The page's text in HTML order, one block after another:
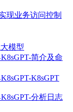
现业务访问控制
模型
简介及命
K8sGPT
分析日志